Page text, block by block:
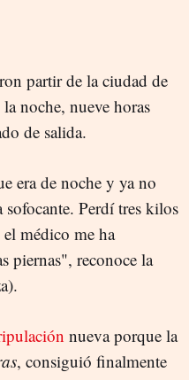
partir de la ciudad de
noche, nueve horas
de salida.
era de noche y ya no
Perdí tres kilos
médico me ha
piernas", reconoce la
nueva porque la
, consiguió finalmente